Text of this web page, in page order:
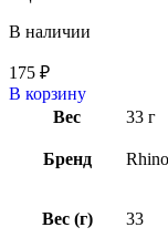
В наличии
175 ₽
В корзину
Вес
33 г
Бренд
Вес (г) 33